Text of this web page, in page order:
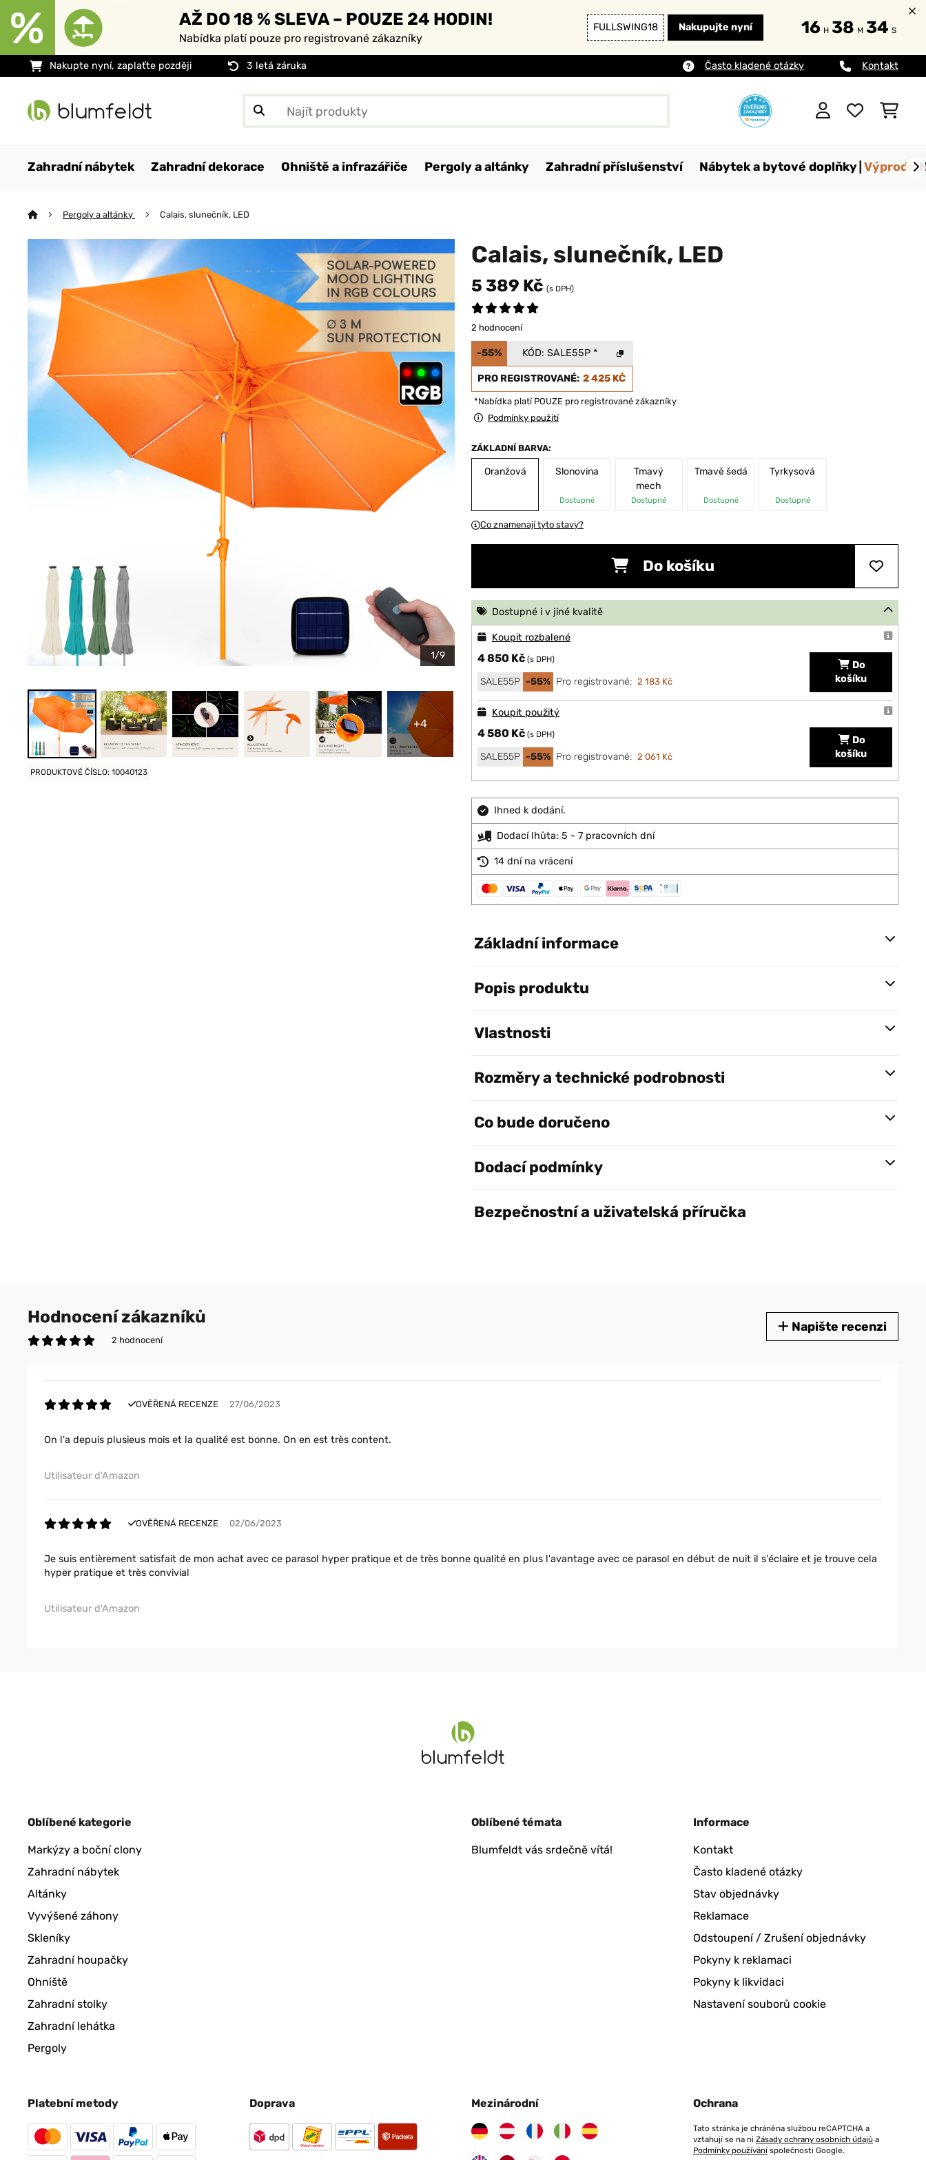
AŽ DO 18 % SLEVA – POUZE 24 HODIN!
Nabídka platí pouze pro registrované zákazníky
FULLSWING18 Nakupujte nyní 16 H 38 M 34 S
Nakupte nyní, zaplaťte později 3 letá záruka Často kladené otázky Kontakt
Zahradní nábytek Zahradní dekorace Ohniště a infrazářiče Pergoly a altánky Zahradní příslušenství Nábytek a bytové doplňky Výprodej
Pergoly a altánky Calais, slunečník, LED
1/9
+4
PRODUKTOVÉ ČÍSLO: 10040123
Calais, slunečník, LED
5 389 Kč (s DPH)
2 hodnocení
-55% KÓD: SALE55P*
PRO REGISTROVANÉ: 2 425 KČ
*Nabídka platí POUZE pro registrované zákazníky
Podmínky použití
ZÁKLADNÍ BARVA:
Oranžová Slonovina
Dostupné
Tmavý
mech
Dostupné
Tmavě šedá
Dostupné
Tyrkysová
Dostupné
Co znamenají tyto stavy?
Do košíku
Dostupné i v jiné kvalitě
Koupit rozbalené
4 850 Kč (s DPH)
SALE55P -55% Pro registrované: 2 183 Kč
Do
košíku
Koupit použitý
4 580 Kč (s DPH)
SALE55P -55% Pro registrované: 2 061 Kč
Do
košíku
Ihned k dodání.
Dodací lhůta: 5 - 7 pracovních dní
14 dní na vrácení
Základní informace
Popis produktu
Vlastnosti
Rozměry a technické podrobnosti
Co bude doručeno
Dodací podmínky
Bezpečnostní a uživatelská příručka
Hodnocení zákazníků
2 hodnocení
Napište recenzi
OVĚŘENÁ RECENZE 27/06/2023
On l'a depuis plusieus mois et la qualité est bonne. On en est très content.
Utilisateur d'Amazon
OVĚŘENÁ RECENZE 02/06/2023
Je suis entièrement satisfait de mon achat avec ce parasol hyper pratique et de très bonne qualité en plus l'avantage avec ce parasol en début de nuit il s'éclaire et je trouve cela
hyper pratique et très convivial
Utilisateur d'Amazon
Oblíbené kategorie
Markýzy a boční clony
Zahradní nábytek
Altánky
Vyvýšené záhony
Skleníky
Zahradní houpačky
Ohniště
Zahradní stolky
Zahradní lehátka
Pergoly
Oblíbené témata
Blumfeldt vás srdečně vítá!
Informace
Kontakt
Často kladené otázky
Stav objednávky
Reklamace
Odstoupení / Zrušení objednávky
Pokyny k reklamaci
Pokyny k likvidaci
Nastavení souborů cookie
Platební metody Doprava Mezinárodní Ochrana
Tato stránka je chráněna službou reCAPTCHA a
vztahují se na ni Zásady ochrany osobních údajů a
Podmínky používání společnosti Google.